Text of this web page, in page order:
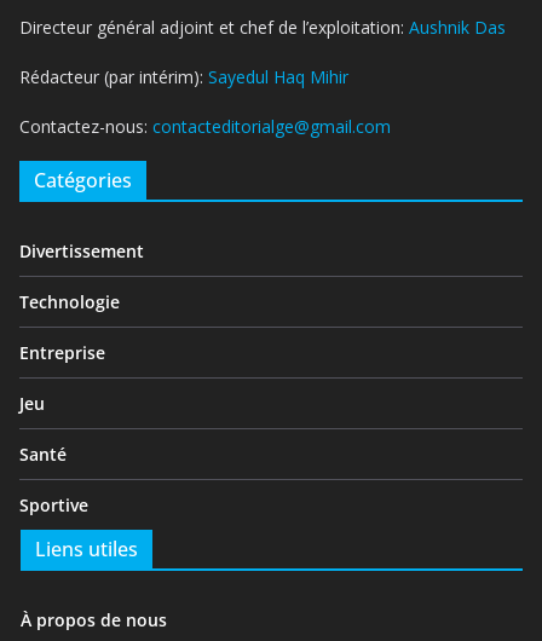
Directeur général adjoint et chef de l’exploitation: Aushnik Das
Rédacteur (par intérim): Sayedul Haq Mihir
Contactez-nous: contacteditorialge@gmail.com
Catégories
Divertissement
Technologie
Entreprise
Jeu
Santé
Sportive
Liens utiles
À propos de nous